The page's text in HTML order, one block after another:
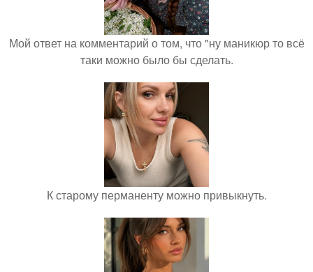
Мой ответ на комментарий о том, что "ну маникюр то всё
таки можно было бы сделать.
К старому перманенту можно привыкнуть.